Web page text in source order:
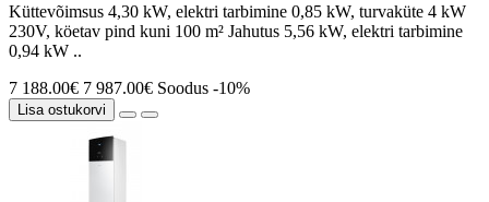
Küttevõimsus 4,30 kW, elektri tarbimine 0,85 kW, turvaküte 4 kW
230V, köetav pind kuni 100 m² Jahutus 5,56 kW, elektri tarbimine
0,94 kW ..
7 188.00€ 7 987.00€ Soodus -10%
Lisa ostukorvi